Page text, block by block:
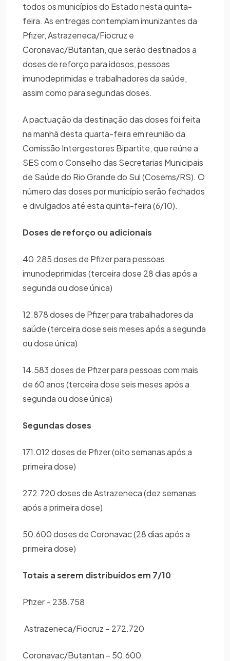
todos os municípios do Estado nesta quinta-
feira. As entregas contemplam imunizantes da
Pfizer, Astrazeneca/Fiocruz e
Coronavac/Butantan, que serão destinados a
doses de reforço para idosos, pessoas
imunodeprimidas e trabalhadores da saúde,
assim como para segundas doses.
A pactuação da destinação das doses foi feita
na manhã desta quarta-feira em reunião da
Comissão Intergestores Bipartite, que reúne a
SES com o Conselho das Secretarias Municipais
de Saúde do Rio Grande do Sul (Cosems/RS). O
número das doses por município serão fechados
e divulgados até esta quinta-feira (6/10).
Doses de reforço ou adicionais
40.285 doses de Pfizer para pessoas
imunodeprimidas (terceira dose 28 dias após a
segunda ou dose única)
12.878 doses de Pfizer para trabalhadores da
saúde (terceira dose seis meses após a segunda
ou dose única)
14.583 doses de Pfizer para pessoas com mais
de 60 anos (terceira dose seis meses após a
segunda ou dose única)
Segundas doses
171.012 doses de Pfizer (oito semanas após a
primeira dose)
272.720 doses de Astrazeneca (dez semanas
após a primeira dose)
50.600 doses de Coronavac (28 dias após a
primeira dose)
Totais a serem distribuídos em 7/10
Pfizer – 238.758
Astrazeneca/Fiocruz – 272.720
Coronavac/Butantan – 50.600